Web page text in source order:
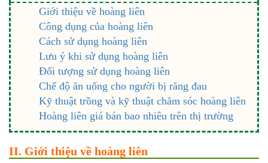
Giới thiệu về hoàng liên
Công dụng của hoàng liên
Cách sử dụng hoàng liên
Lưu ý khi sử dụng hoàng liên
Đối tượng sử dụng hoàng liên
Chế độ ăn uống cho người bị răng đau
Kỹ thuật trồng và kỹ thuật chăm sóc hoàng liên
Hoàng liên giá bán bao nhiêu trên thị trường
II. Giới thiệu về hoàng liên